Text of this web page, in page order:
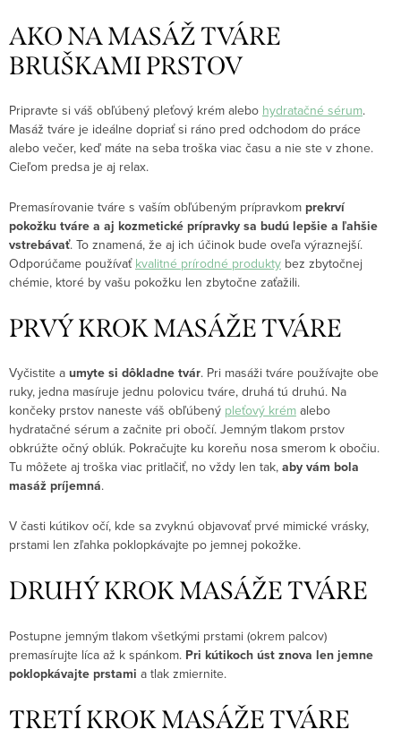
AKO NA MASÁŽ TVÁRE
BRUŠKAMI PRSTOV
Pripravte si váš obľúbený pleťový krém alebo hydratačné sérum.
Masáž tváre je ideálne dopriať si ráno pred odchodom do práce
alebo večer, keď máte na seba troška viac času a nie ste v zhone.
Cieľom predsa je aj relax.
Premasírovanie tváre s vaším obľúbeným prípravkom prekrví
pokožku tváre a aj kozmetické prípravky sa budú lepšie a ľahšie
vstrebávať. To znamená, že aj ich účinok bude oveľa výraznejší.
Odporúčame používať kvalitné prírodné produkty bez zbytočnej
chémie, ktoré by vašu pokožku len zbytočne zaťažili.
PRVÝ KROK MASÁŽE TVÁRE
Vyčistite a umyte si dôkladne tvár. Pri masáži tváre používajte obe
ruky, jedna masíruje jednu polovicu tváre, druhá tú druhú. Na
končeky prstov naneste váš obľúbený pleťový krém alebo
hydratačné sérum a začnite pri obočí. Jemným tlakom prstov
obkrúžte očný oblúk. Pokračujte ku koreňu nosa smerom k obočiu.
Tu môžete aj troška viac pritlačiť, no vždy len tak, aby vám bola
masáž príjemná.
V časti kútikov očí, kde sa zvyknú objavovať prvé mimické vrásky,
prstami len zľahka poklopkávajte po jemnej pokožke.
DRUHÝ KROK MASÁŽE TVÁRE
Postupne jemným tlakom všetkými prstami (okrem palcov)
premasírujte líca až k spánkom. Pri kútikoch úst znova len jemne
poklopkávajte prstami a tlak zmiernite.
TRETÍ KROK MASÁŽE TVÁRE